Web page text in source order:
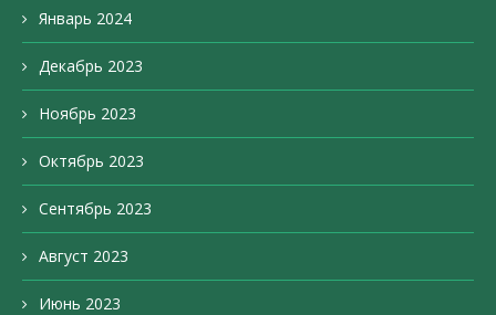
Январь 2024
Декабрь 2023
Ноябрь 2023
Октябрь 2023
Сентябрь 2023
Август 2023
Июнь 2023